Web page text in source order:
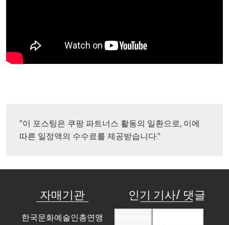
"이 포스팅은 쿠팡 파트너스 활동의 일환으로, 이에
따른 일정액의 수수료를 제공받습니다."
자매기관
한국문화예술인총연맹
인기 기사/ 댓글